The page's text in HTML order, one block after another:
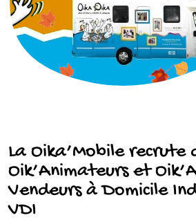
La Oika’Mobile recrute
Oik’Animateurs et
Vendeurs à Domicile
VDI